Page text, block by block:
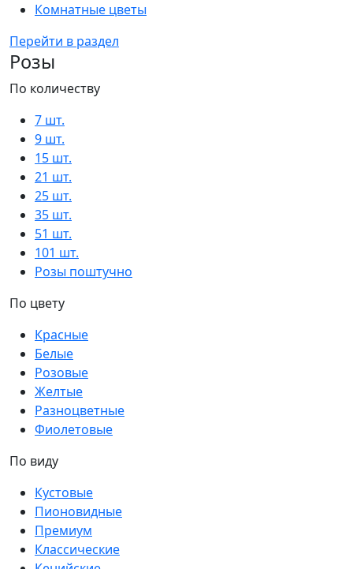
Комнатные цветы
Перейти в раздел
Розы
По количеству
7 шт.
9 шт.
15 шт.
21 шт.
25 шт.
35 шт.
51 шт.
101 шт.
Розы поштучно
По цвету
Красные
Белые
Розовые
Желтые
Разноцветные
Фиолетовые
По виду
Кустовые
Пионовидные
Премиум
Классические